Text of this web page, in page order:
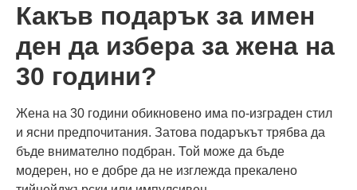
Какъв подарък за имен
ден да избера за жена на
30 години?
Жена на 30 години обикновено има по-изграден стил
и ясни предпочитания. Затова подаръкът трябва да
бъде внимателно подбран. Той може да бъде
модерен, но е добре да не изглежда прекалено